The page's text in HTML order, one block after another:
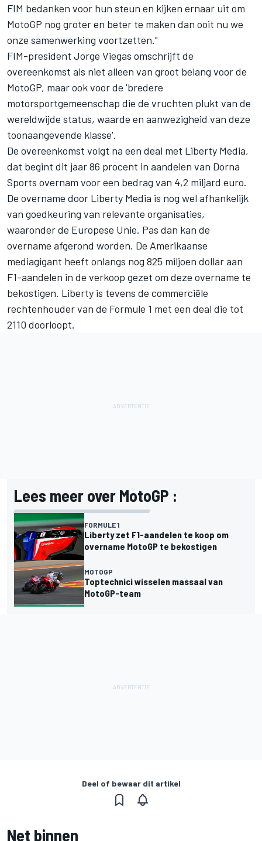
FIM bedanken voor hun steun en kijken ernaar uit om
MotoGP nog groter en beter te maken dan ooit nu we
onze samenwerking voortzetten."
FIM-president Jorge Viegas omschrijft de
overeenkomst als niet alleen van groot belang voor de
MotoGP, maar ook voor de 'bredere
motorsportgemeenschap die de vruchten plukt van de
wereldwijde status, waarde en aanwezigheid van deze
toonaangevende klasse'.
De overeenkomst volgt na een deal met Liberty Media,
dat begint dit jaar 86 procent in aandelen van Dorna
Sports overnam voor een bedrag van 4,2 miljard euro.
De overname door Liberty Media is nog wel afhankelijk
van goedkeuring van relevante organisaties,
waaronder de Europese Unie. Pas dan kan de
overname afgerond worden. De Amerikaanse
mediagigant heeft onlangs nog 825 miljoen dollar aan
F1-aandelen in de verkoop gezet om deze overname te
bekostigen. Liberty is tevens de commerciële
rechtenhouder van de Formule 1 met een deal die tot
2110 doorloopt.
Lees meer over MotoGP :
FORMULE 1
Liberty zet F1-aandelen te koop om
overname MotoGP te bekostigen
MOTOGP
Toptechnici wisselen massaal van
MotoGP-team
Deel of bewaar dit artikel
Net binnen